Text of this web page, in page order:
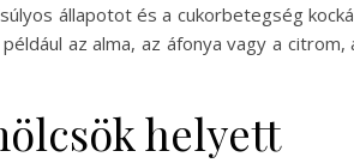
állapotot és a cukorbetegség
az alma, az áfonya vagy a citrom,
helyett